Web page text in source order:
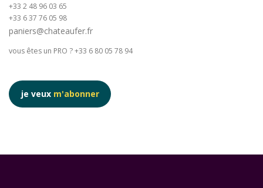
+33 2 48 96 03 65
+33 6 37 76 05 98
paniers@chateaufer.fr
vous êtes un PRO ? +33 6 80 05 78 94
je veuxm'abonner